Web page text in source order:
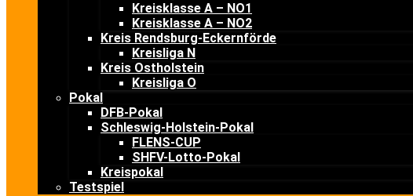
Kreisklasse A – NO1
Kreisklasse A – NO2
Kreis Rendsburg-Eckernförde
Kreisliga N
Kreis Ostholstein
Kreisliga O
Pokal
DFB-Pokal
Schleswig-Holstein-Pokal
FLENS-CUP
SHFV-Lotto-Pokal
Kreispokal
Testspiel